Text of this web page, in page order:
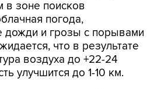
в зоне поисков
погода,
дожди и грозы с порывами
что в результате
воздуха до +22-24
улучшится до 1-10 км.